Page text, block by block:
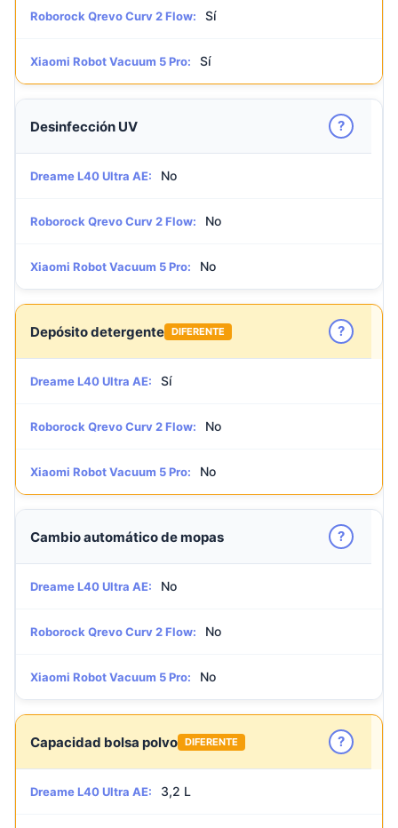
Roborock Qrevo Curv 2 Flow: Sí
Xiaomi Robot Vacuum 5 Pro: Sí
Desinfección UV ?
Dreame L40 Ultra AE: No
Roborock Qrevo Curv 2 Flow: No
Xiaomi Robot Vacuum 5 Pro: No
Depósito detergente DIFERENTE ?
Dreame L40 Ultra AE: Sí
Roborock Qrevo Curv 2 Flow: No
Xiaomi Robot Vacuum 5 Pro: No
Cambio automático de mopas ?
Dreame L40 Ultra AE: No
Roborock Qrevo Curv 2 Flow: No
Xiaomi Robot Vacuum 5 Pro: No
Capacidad bolsa polvo DIFERENTE ?
Dreame L40 Ultra AE: 3,2 L